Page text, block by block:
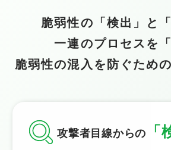
脆弱性の「検出」と
一連のプロセスを「
脆弱性の混入を防ぐため
攻撃者目線からの 「